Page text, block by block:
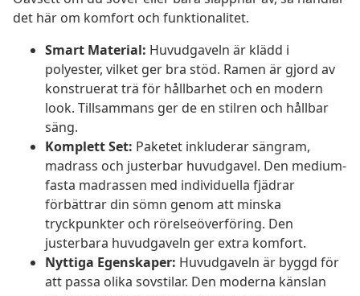
det här om komfort och funktionalitet.
Smart Material: Huvudgaveln är klädd i
polyester, vilket ger bra stöd. Ramen är gjord av
konstruerat trä för hållbarhet och en modern
look. Tillsammans ger de en stilren och hållbar
säng.
Komplett Set: Paketet inkluderar sängram,
madrass och justerbar huvudgavel. Den medium-
fasta madrassen med individuella fjädrar
förbättrar din sömn genom att minska
tryckpunkter och rörelseöverföring. Den
justerbara huvudgaveln ger extra komfort.
Nyttiga Egenskaper: Huvudgaveln är byggd för
att passa olika sovstilar. Den moderna känslan